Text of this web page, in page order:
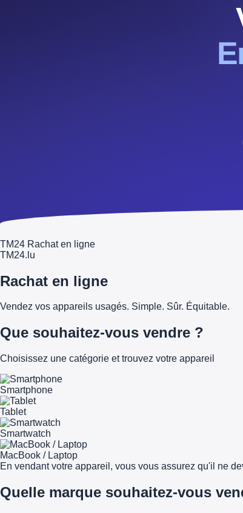
TM24 Rachat en ligne
TM24.lu
Rachat en ligne
Vendez vos appareils usagés. Simple. Sûr. Équitable.
Que souhaitez-vous vendre ?
Choisissez une catégorie et trouvez votre appareil
Smartphone
Tablet
Smartwatch
MacBook / Laptop
En vendant votre appareil, vous vous assurez qu'il ne
Quelle marque souhaitez-vous